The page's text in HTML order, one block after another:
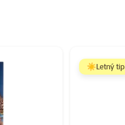
☀️Letný tip